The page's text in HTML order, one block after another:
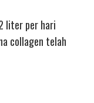
liter per hari
collagen telah